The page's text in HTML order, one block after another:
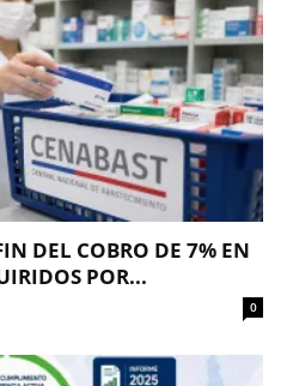
DEL COBRO DE 7% EN
POR...
0